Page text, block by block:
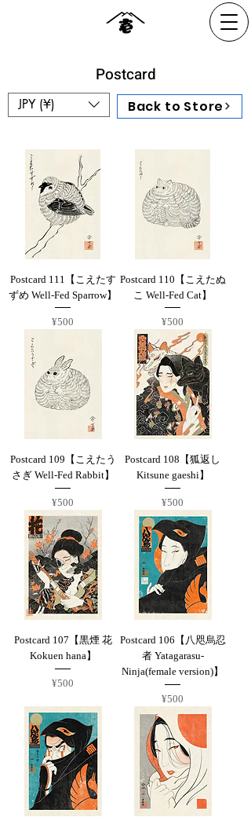
Postcard
JPY (¥) Back to Store
Postcard 111【こえたす
ずめ Well-Fed Sparrow】
Price
¥500
Postcard 110【こえたぬ
こ Well-Fed Cat】
Price
¥500
Postcard 109【こえたう
さぎ Well-Fed Rabbit】
Price
¥500
Postcard 108【狐返し
Kitsune gaeshi】
Price
¥500
Postcard 107【黒煙 花
Kokuen hana】
Price
¥500
Postcard 106【八咫烏忍
者 Yatagarasu-
Ninja(female version)】
Price
¥500